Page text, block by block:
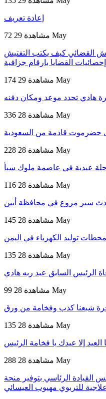
إعادة تعريف
72 مشاهدة 29 May
القضائي كيف يكتب التفتيش
174 مشاهدة 29 May
هادي تحدد موعد ومكان دفنه
336 مشاهدة 28 May
حضرموت قادمة من السعودية
228 مشاهدة 28 May
عيدية في عاصمة ملوك سبأ
116 مشاهدة 28 May
سير مروع في محافظة أبين
145 مشاهدة 28 May
توليد الكهرباء في اليمن
135 مشاهدة 28 May
الرئيس السابق عبد ربه هادي
99 مشاهدة 28 May
حرة شبعنا كذب وفخامة من ورق
135 مشاهدة 28 May
العيد إلا عيدك يا فخامة الرئيس
288 مشاهدة 28 May
الرئاسي بتوفير منحة
علاجية للتربوي مهيوب العيسائي